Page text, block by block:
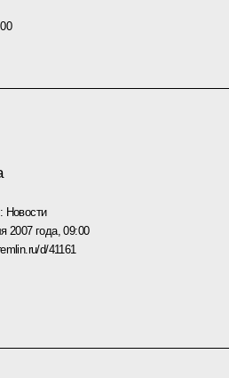
Новости
2007 года, 09:00
d/41161